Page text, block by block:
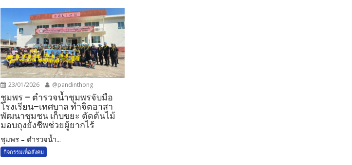
23/01/2026 @pandinthong
ชุมพร – ตำรวจน้ำชุมพรจับมือ
โรงเรียน–เทศบาล ทำจิตอาสา
พัฒนาชุมชน เก็บขยะ ตัดต้นไม้
มอบถุงยังชีพช่วยผู้ยากไร้
ชุมพร – ตำรวจน้ำ...
กิจกรรมเพื่อสังคม